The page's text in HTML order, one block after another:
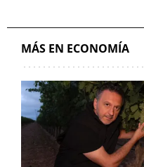
MÁS EN ECONOMÍA